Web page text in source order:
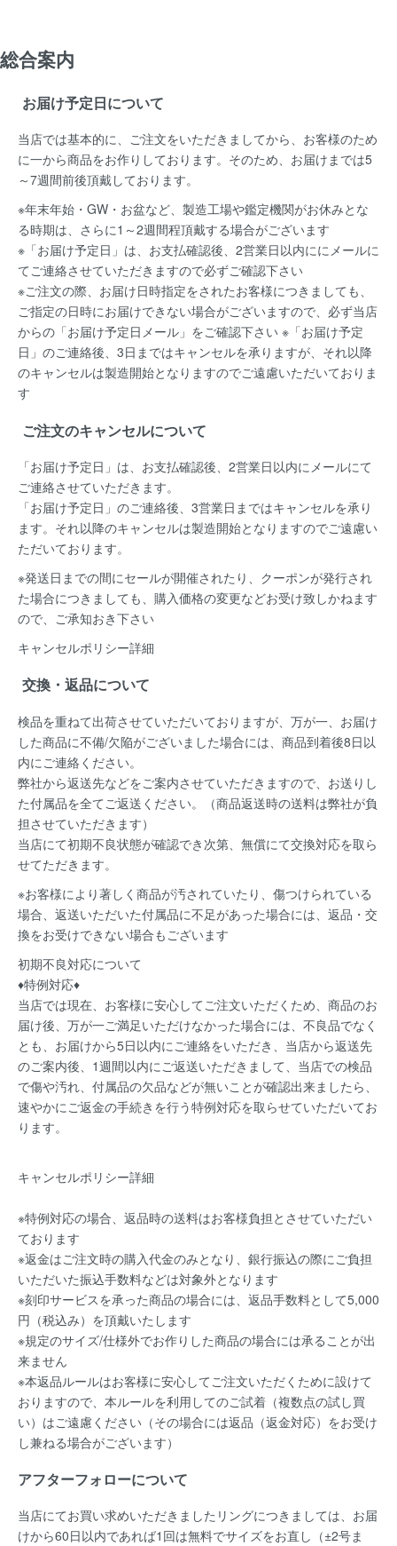
総合案内
お届け予定日について
当店では基本的に、ご注文をいただきましてから、お客様のため
に一から商品をお作りしております。そのため、お届けまでは5
～7週間前後頂戴しております。
※年末年始・GW・お盆など、製造工場や鑑定機関がお休みとな
る時期は、さらに1～2週間程頂戴する場合がございます
※「お届け予定日」は、お支払確認後、2営業日以内ににメールに
てご連絡させていただきますので必ずご確認下さい
※ご注文の際、お届け日時指定をされたお客様につきましても、
ご指定の日時にお届けできない場合がございますので、必ず当店
からの「お届け予定日メール」をご確認下さい ※「お届け予定
日」のご連絡後、3日まではキャンセルを承りますが、それ以降
のキャンセルは製造開始となりますのでご遠慮いただいておりま
す
ご注文のキャンセルについて
「お届け予定日」は、お支払確認後、 2営業日以内にメールにて
ご連絡させていただきます。
「お届け予定日」のご連絡後、 3営業日まではキャンセルを承り
ます。 それ以降のキャンセルは製造開始となりますのでご遠慮い
ただいております。
※発送日までの間にセールが開催されたり、クーポンが発行され
た場合につきましても、購入価格の変更などお受け致しかねます
ので、ご承知おき下さい
キャンセルポリシー詳細
交換・返品について
検品を重ねて出荷させていただいておりますが、万が一、お届け
した商品に不備/欠陥がございました場合には、 商品到着後8日以
内にご連絡ください。
弊社から返送先などをご案内させていただきますので、お送りし
た付属品を全てご返送ください。（商品返送時の送料は弊社が負
担させていただきます）
当店にて初期不良状態が確認でき次第、無償にて交換対応を取ら
せてただきます。
※お客様により著しく商品が汚されていたり、傷つけられている
場合、返送いただいた付属品に不足があった場合には、返品・交
換をお受けできない場合もございます
初期不良対応について
♦特例対応♦
当店では現在、お客様に安心してご注文いただくため、商品のお
届け後、万が一ご満足いただけなかった場合には、不良品でなく
とも、お届けから5日以内にご連絡をいただき、当店から返送先
のご案内後、1週間以内にご返送いただきまして、当店での検品
で傷や汚れ、付属品の欠品などが無いことが確認出来ましたら、
速やかにご返金の手続きを行う特例対応を取らせていただいてお
ります。
キャンセルポリシー詳細
※特例対応の場合、返品時の送料はお客様負担とさせていただい
ております
※返金はご注文時の購入代金のみとなり、銀行振込の際にご負担
いただいた振込手数料などは対象外となります
※刻印サービスを承った商品の場合には、返品手数料として5,000
円（税込み）を頂戴いたします
※規定のサイズ/仕様外でお作りした商品の場合には承ることが出
来ません
※本返品ルールはお客様に安心してご注文いただくために設けて
おりますので、本ルールを利用してのご試着（複数点の試し買
い）はご遠慮ください（その場合には返品（返金対応）をお受け
し兼ねる場合がございます）
アフターフォローについて
当店にてお買い求めいただきましたリングにつきましては、お届
けから60日以内であれば1回は無料でサイズをお直し（±2号ま